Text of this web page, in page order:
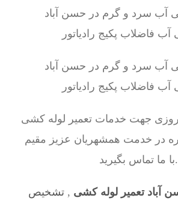
جهت خدمات تعمیر لوله کشی
در خدمت همشهریان عزیز مقیم
ما تماس بگیرید
آباد تعمیر لوله کشی , تشخیص